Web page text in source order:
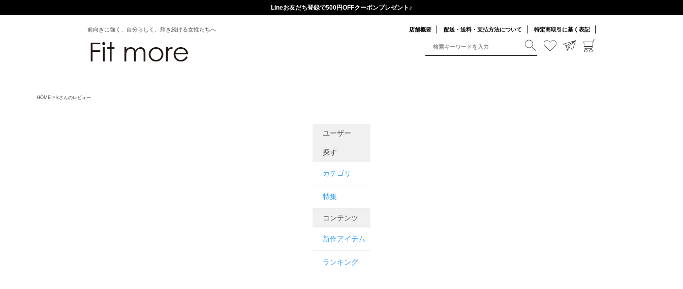
Lineお友だち登録で500円OFFクーポンプレゼント♪
前向きに強く、自分らしく、輝き続ける女性たちへ 店舗概要 配送・送料・支払方法について 特定商取引に基く表記
HOME kさんのレビュー
ユーザー
探す
カテゴリ
特集
コンテンツ
新作アイテム
ランキング